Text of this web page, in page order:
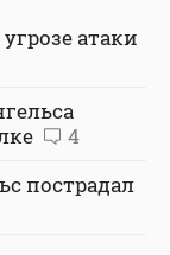
атаки
4
пострадал